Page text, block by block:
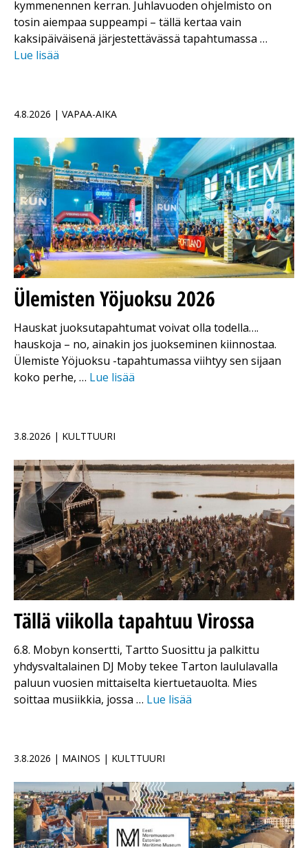
kymmenennen kerran. Juhlavuoden ohjelmisto on
tosin aiempaa suppeampi – tällä kertaa vain
kaksipäiväisenä järjestettävässä tapahtumassa …
Lue lisää
4.8.2026 | VAPAA-AIKA
Ülemisten Yöjuoksu 2026
Hauskat juoksutapahtumat voivat olla todella….
hauskoja – no, ainakin jos juokseminen kiinnostaa.
Ülemiste Yöjuoksu -tapahtumassa viihtyy sen sijaan
koko perhe, … Lue lisää
3.8.2026 | KULTTUURI
Tällä viikolla tapahtuu Virossa
6.8. Mobyn konsertti, Tartto Suosittu ja palkittu
yhdysvaltalainen DJ Moby tekee Tarton laululavalla
paluun vuosien mittaiselta kiertuetauolta. Mies
soittaa musiikkia, jossa … Lue lisää
3.8.2026 | MAINOS | KULTTUURI